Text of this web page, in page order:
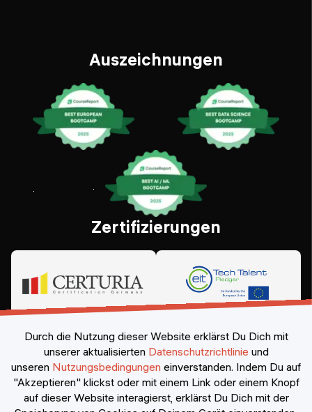
Auszeichnungen
Zertifizierungen
Durch die Nutzung dieser Website erklärst Du Dich mit
unserer aktualisierten Datenschutzrichtlinie und
unseren Nutzungsbedingungen einverstanden. Indem Du auf
"Akzeptieren" klickst oder mit einem Link oder einem Knopf
auf dieser Website interagierst, erklärst Du Dich mit der